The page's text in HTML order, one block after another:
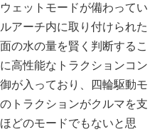
ェットモードが備わってい
アーチ内に取り付けられた
の水の量を賢く判断するこ
高性能なトラクションコン
が入っており、四輪駆動モ
トラクションがクルマを支
どのモードでもないと思